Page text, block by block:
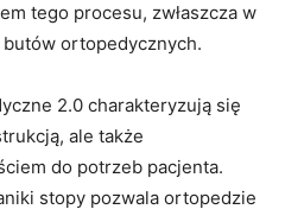
tego procesu, zwłaszcza w
ortopedycznych.
2.0 charakteryzują się
ale także
do potrzeb pacjenta.
stopy pozwala ortopedzie